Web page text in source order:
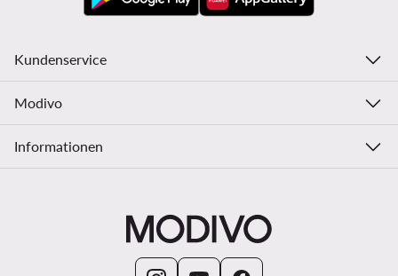
Kundenservice
Modivo
Informationen